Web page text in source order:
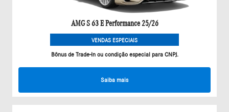
AMG S 63 E Performance 25/26
VENDAS ESPECIAIS
Bônus de Trade-In ou condição especial para CNPJ.
Saiba mais